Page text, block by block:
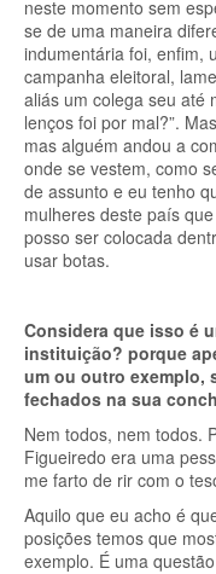
neste momento sem
se de uma maneira
indumentária foi, enfim,
campanha eleitoral,
aliás um colega seu até
lenços foi por mal?”.
mas alguém andou a
onde se vestem, como
de assunto e eu tenho
mulheres deste país
posso ser colocada
usar botas.
Considera que isso é
instituição? porque
um ou outro exemplo,
fechados na sua
Nem todos, nem todos.
Figueiredo era uma
me farto de rir com o
Aquilo que eu acho é
posições temos que
exemplo. É uma